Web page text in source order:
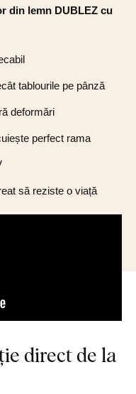
din lemn DUBLEZ cu
tablourile pe pânză
deformări
perfect rama
să reziste o viață
direct de la